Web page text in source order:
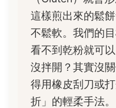
這樣煎出來的鬆
不鬆軟。我們的
看不到乾粉就可
沒拌開？其實沒
得用橡皮刮刀或
折」的輕柔手法。